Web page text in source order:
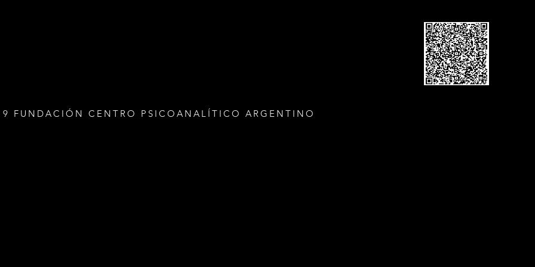
FUNDACIÓN CENTRO PSICOANALÍTICO ARGENTINO